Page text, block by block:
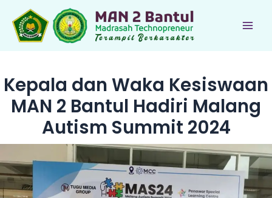
konten
Kepala dan Waka Kesiswaan
MAN 2 Bantul Hadiri Malang
Autism Summit 2024